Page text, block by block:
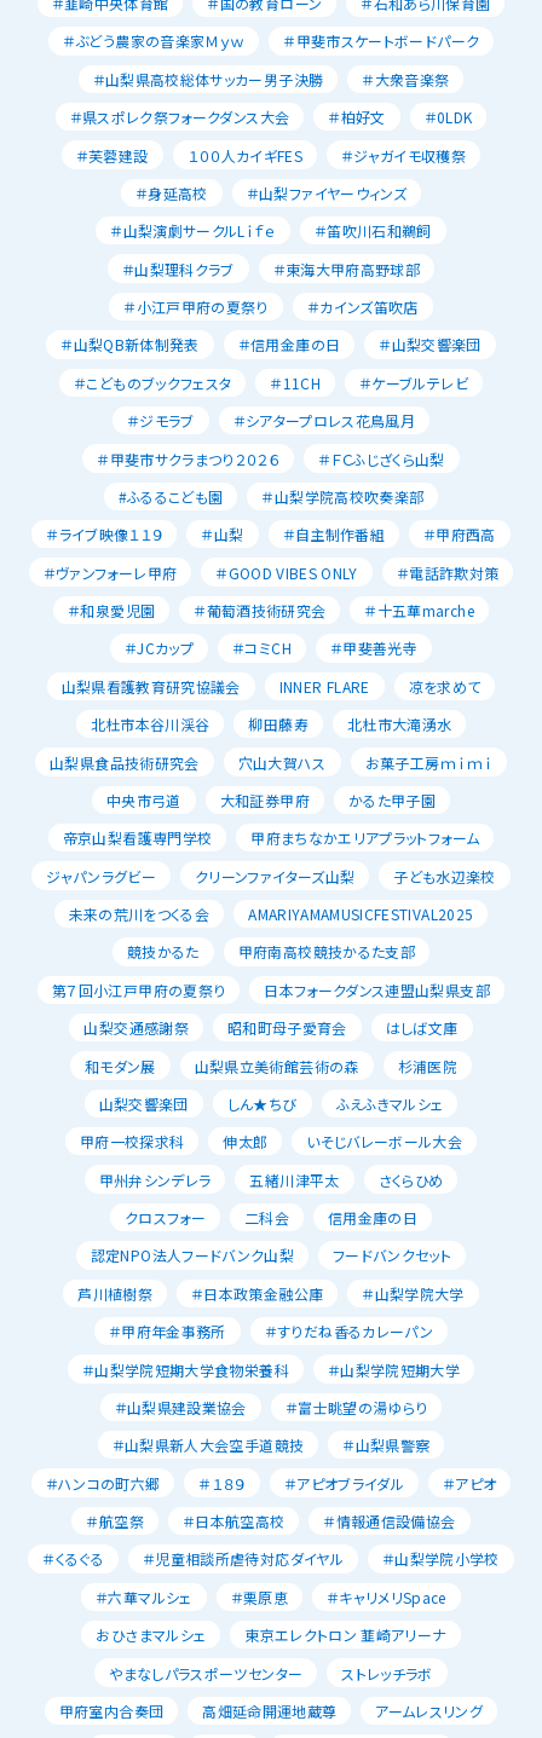
＃ぶどう農家の音楽家Ｍｙｗ
＃甲斐市スケートボードパーク
＃山梨県高校総体サッカー男子決勝
＃大衆音楽祭
＃県スポレク祭フォークダンス大会
＃柏好文
＃0LDK
＃芙蓉建設
１００人カイギFES
＃ジャガイモ収穫祭
＃身延高校
＃山梨ファイヤーウィンズ
＃山梨演劇サークルLｉｆｅ
＃笛吹川石和鵜飼
＃山梨理科クラブ
＃東海大甲府高野球部
＃小江戸甲府の夏祭り
＃カインズ笛吹店
＃山梨QB新体制発表
＃信用金庫の日
＃山梨交響楽団
＃こどものブックフェスタ
＃11CH
＃ケーブルテレビ
＃ジモラブ
＃シアタープロレス花鳥風月
＃甲斐市サクラまつり２０２６
＃ＦＣふじざくら山梨
#ふるるこども園
＃山梨学院高校吹奏楽部
＃ライブ映像１１９
＃山梨 ＃自主制作番組
＃甲府西高
＃ヴァンフォーレ甲府
＃GOOD VIBES ONLY
＃電話詐欺対策
＃和泉愛児園
＃葡萄酒技術研究会
＃十五華marche
＃JCカップ
＃コミCH
＃甲斐善光寺
山梨県看護教育研究協議会
INNER FLARE
凉を求めて
北杜市本谷川渓谷
柳田藤寿
北杜市大滝湧水
山梨県食品技術研究会
穴山大賀ハス
お菓子工房ｍｉｍｉ
中央市弓道
大和証券甲府
かるた甲子園
帝京山梨看護専門学校
甲府まちなかエリアプラットフォーム
ジャパンラグビー
クリーンファイターズ山梨
子ども水辺楽校
未来の荒川をつくる会
AMARIYAMAMUSICFESTIVAL2025
競技かるた
甲府南高校競技かるた支部
第７回小江戸甲府の夏祭り
日本フォークダンス連盟山梨県支部
山梨交通感謝祭
昭和町母子愛育会
はしば文庫
和モダン展
山梨県立美術館芸術の森
杉浦医院
山梨交響楽団
しん★ちび
ふえふきマルシェ
甲府一校探求科
伸太郎
いそじバレーボール大会
甲州弁シンデレラ
五緒川津平太
さくらひめ
クロスフォー
二科会
信用金庫の日
認定NPO法人フードバンク山梨
フードバンクセット
芦川植樹祭
＃日本政策金融公庫
＃山梨学院大学
＃甲府年金事務所
＃すりだね香るカレーパン
＃山梨学院短期大学食物栄養科
＃山梨学院短期大学
＃山梨県建設業協会
＃富士眺望の湯ゆらり
＃山梨県新人大会空手道競技
＃山梨県警察
＃ハンコの町六郷
＃１８９ ＃アピオブライダル
＃アピオ
＃航空祭
＃日本航空高校
＃情報通信設備協会
＃くるぐる
＃児童相談所虐待対応ダイヤル
＃山梨学院小学校
＃六華マルシェ
＃栗原恵
＃キャリメリSpace
おひさまマルシェ
東京エレクトロン 韮崎アリーナ
やまなしパラスポーツセンター
ストレッチラボ
甲府室内合奏団
高畑延命開運地蔵尊
アームレスリング